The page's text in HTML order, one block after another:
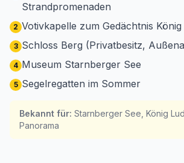
Strandpromenaden
2 Votivkapelle zum Gedächtnis
3 Schloss Berg (Privatbesitz,
4 Museum Starnberger See
5 Segelregatten im Sommer
Bekannt für: Starnberger See, König
Panorama